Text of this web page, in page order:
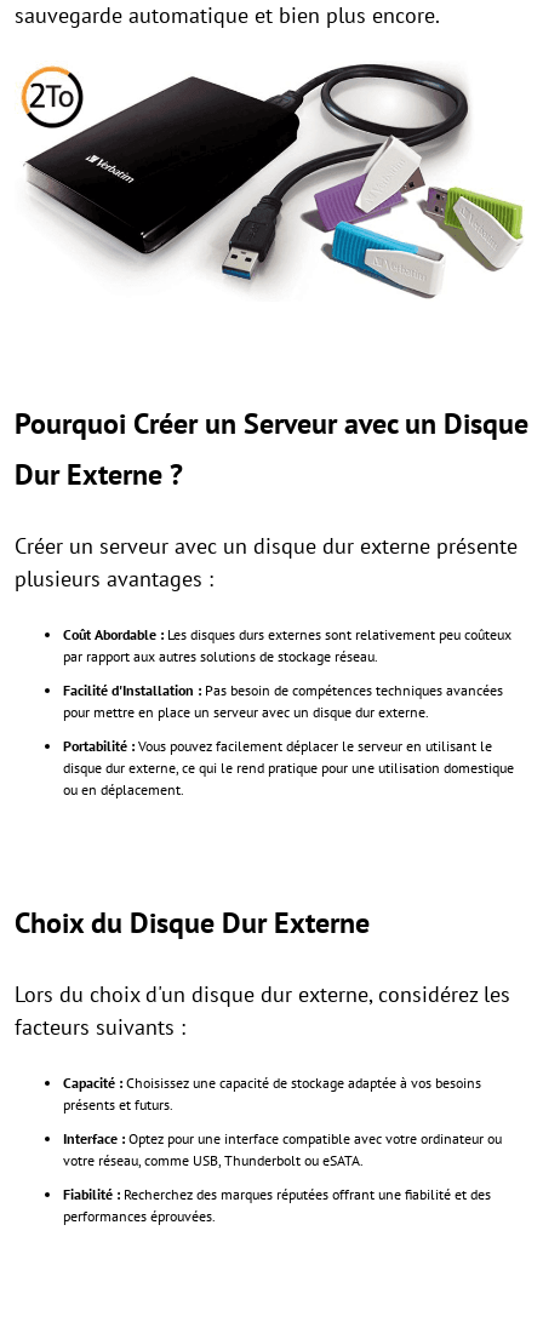
sauvegarde automatique et bien plus encore.
Pourquoi Créer un Serveur avec un Disque
Dur Externe ?
Créer un serveur avec un disque dur externe présente
plusieurs avantages :
Coût Abordable : Les disques durs externes sont relativement peu coûteux
par rapport aux autres solutions de stockage réseau.
Facilité d'Installation : Pas besoin de compétences techniques avancées
pour mettre en place un serveur avec un disque dur externe.
Portabilité : Vous pouvez facilement déplacer le serveur en utilisant le
disque dur externe, ce qui le rend pratique pour une utilisation domestique
ou en déplacement.
Choix du Disque Dur Externe
Lors du choix d'un disque dur externe, considérez les
facteurs suivants :
Capacité : Choisissez une capacité de stockage adaptée à vos besoins
présents et futurs.
Interface : Optez pour une interface compatible avec votre ordinateur ou
votre réseau, comme USB, Thunderbolt ou eSATA.
Fiabilité : Recherchez des marques réputées offrant une fiabilité et des
performances éprouvées.